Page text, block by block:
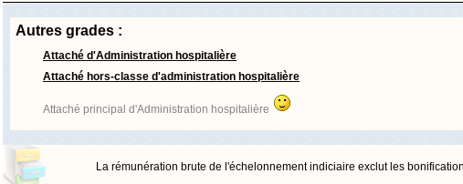
Autres grades :
Attaché d'Administration hospitalière
Attaché hors-classe d'administration hospitalière
Attaché principal d'Administration hospitalière
La rémunération brute de l'échelonnement indiciaire exclut les